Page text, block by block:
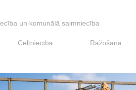
un komunālā saimniecība
Celtniecība Ražošana